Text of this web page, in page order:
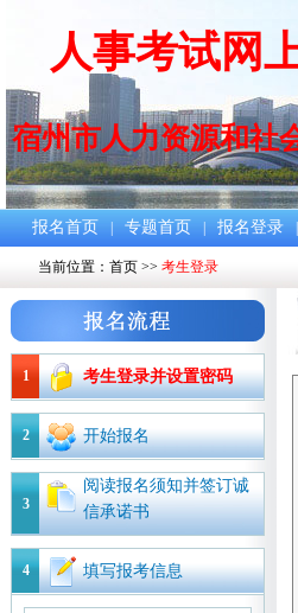
人事考试网
宿州市人力资源和社
报名首页 专题首页 报名登录
当前位置： 首页 >> 考生登录
1 考生登录并设置密码
2 开始报名
3
阅读报名须知并签订诚
信承诺书
4 填写报考信息